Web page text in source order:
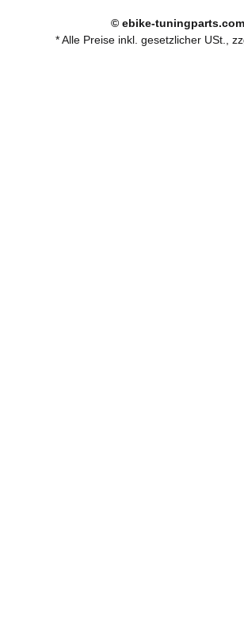
© ebike-tuningparts.com
* Alle Preise inkl. gesetzlicher USt.,